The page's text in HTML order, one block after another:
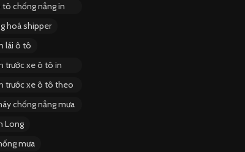
tô chống nắng in
hoá shipper
lái ô tô
trước xe ô tô in
trước xe ô tô theo
chống nắng mưa
Long
mưa